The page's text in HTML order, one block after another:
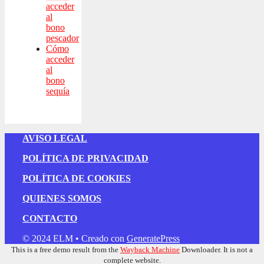
acceder
al
bono
pescador
Cómo
acceder
al
bono
sequía
AVISO LEGAL
POLÍTICA DE PRIVACIDAD
POLÍTICA DE COOKIES
QUIENES SOMOS
CONTACTO
© 2024 ELM • Creado con GeneratePress
This is a free demo result from the Wayback Machine Downloader. It is not a
complete website.